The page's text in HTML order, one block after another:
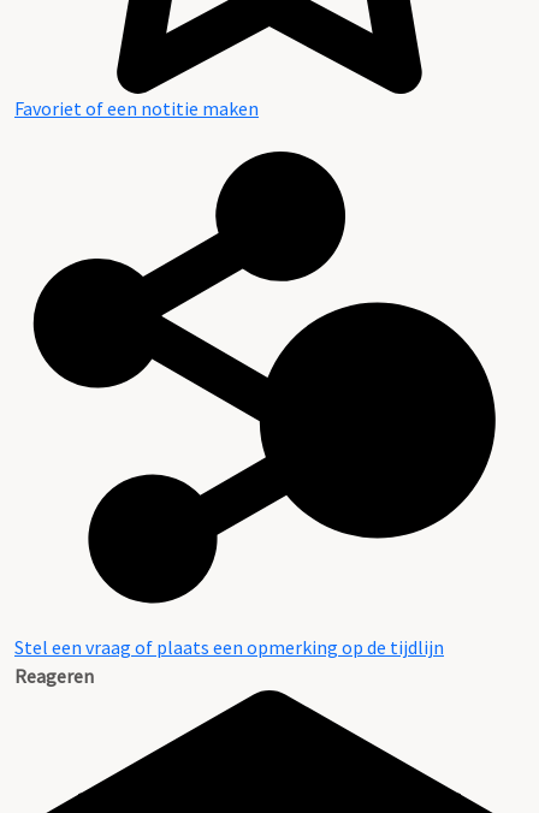
Favoriet of een notitie maken
Stel een vraag of plaats een opmerking op de tijdlijn
Reageren